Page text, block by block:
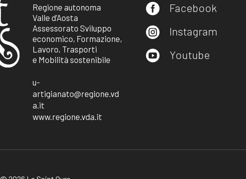
Regione autonoma
Valle d’Aosta
Assessorato Sviluppo
economico, Formazione,
Lavoro, Trasporti
e Mobilità sostenibile
u-
artigianato@regione.vd
a.it
www.regione.vda.it
 Facebook
 Instagram
 Youtube